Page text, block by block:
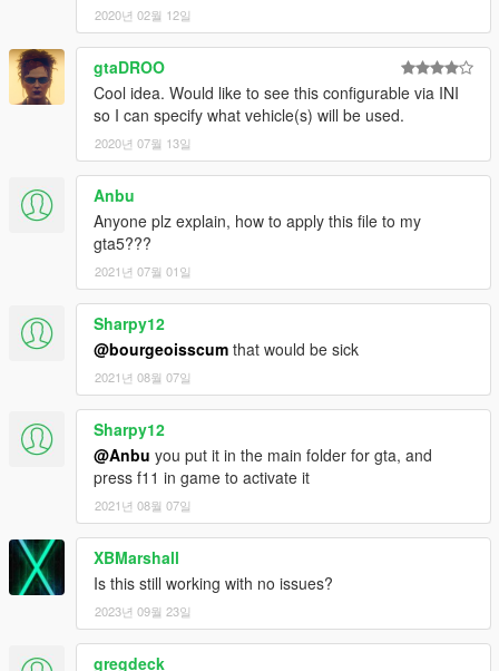
2020년 02월 12일
gtaDROO
Cool idea. Would like to see this configurable via INI
so I can specify what vehicle(s) will be used.
2020년 07월 13일
Anbu
Anyone plz explain, how to apply this file to my
gta5???
2021년 07월 01일
Sharpy12
@bourgeoisscum that would be sick
2021년 08월 07일
Sharpy12
@Anbu you put it in the main folder for gta, and
press f11 in game to activate it
2021년 08월 07일
XBMarshall
Is this still working with no issues?
2023년 09월 23일
gregdeck